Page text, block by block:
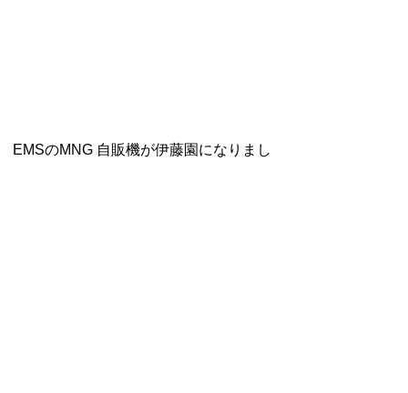
EMSのMNG 自販機が伊藤園になりまし